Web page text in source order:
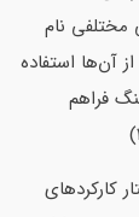
مختلفی نام
آن‌ها استفاده
فراهم
کارکردهای